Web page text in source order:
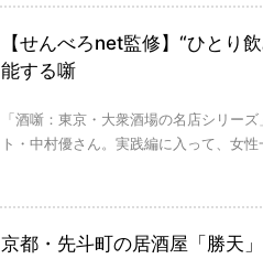
【せんべろnet監修】“ひとり
能する噺
「酒噺：東京・大衆酒場の名店シリー
ト・中村優さん。実践編に入って、女
京都・先斗町の居酒屋「勝天